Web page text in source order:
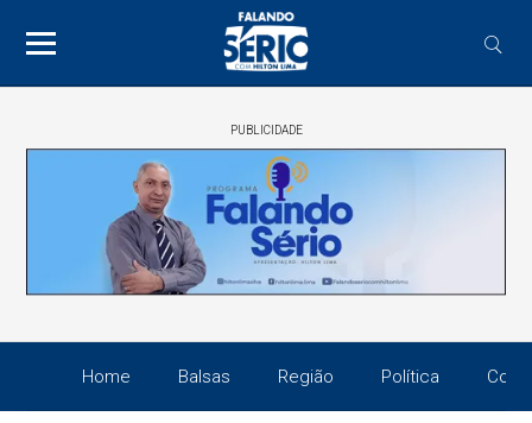
PUBLICIDADE
Home Balsas Região Política